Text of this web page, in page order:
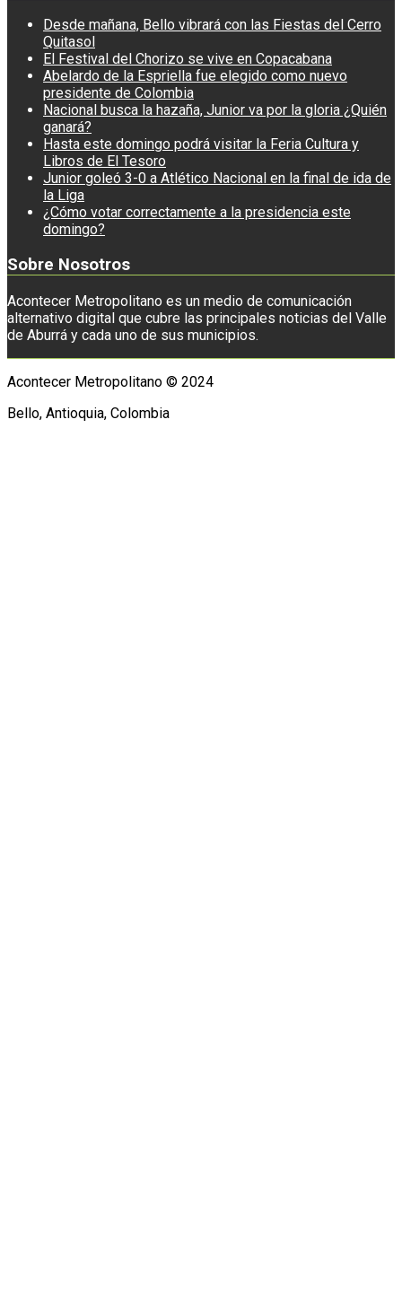
Desde mañana, Bello vibrará con las Fiestas del Cerro
Quitasol
El Festival del Chorizo se vive en Copacabana
Abelardo de la Espriella fue elegido como nuevo
presidente de Colombia
Nacional busca la hazaña, Junior va por la gloria ¿Quién
ganará?
Hasta este domingo podrá visitar la Feria Cultura y
Libros de El Tesoro
Junior goleó 3-0 a Atlético Nacional en la final de ida de
la Liga
¿Cómo votar correctamente a la presidencia este
domingo?
Sobre Nosotros
Acontecer Metropolitano es un medio de comunicación
alternativo digital que cubre las principales noticias del Valle
de Aburrá y cada uno de sus municipios.
Acontecer Metropolitano © 2024
Bello, Antioquia, Colombia